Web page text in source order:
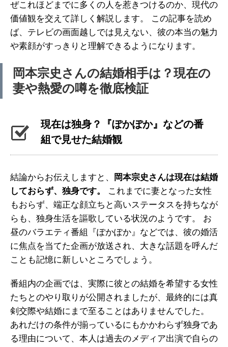
ぜこれほどまでに多くの人を惹きつけるのか、現代の
価値観を交えて詳しく解説します。 この記事を読め
ば、テレビの画面越しでは見えない、彼の本当の魅力
や素顔がすっきりと理解できるようになります。
岡本宗史さんの結婚相手は？現在の
妻や熱愛の噂を徹底検証
現在は独身？『ぽかぽか』などの番
組で見せた結婚観
結論からお伝えしますと、
岡本宗史さんは現在は結婚
しておらず、独身です。
これまでに妻となった女性
もおらず、端正な顔立ちと高いステータスを持ちなが
らも、独身生活を謳歌している状況のようです。 お
昼のバラエティ番組『ぽかぽか』などでは、彼の婚活
に焦点を当てた企画が放送され、大きな話題を呼んだ
ことも記憶に新しいところでしょう。
番組内の企画では、実際に彼との結婚を希望する女性
たちとのやり取りが公開されましたが、最終的には真
剣交際や結婚にまで至ることはありませんでした。
あれだけの条件が揃っているにもかかわらず独身であ
る理由について、本人は過去のメディア出演で自らの